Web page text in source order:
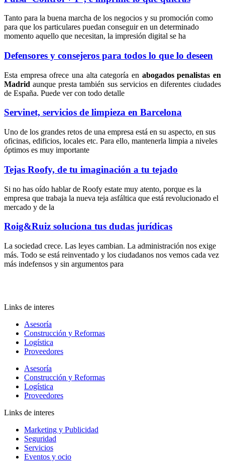
Tanto para la buena marcha de los negocios y su promoción como
para que los particulares puedan conseguir en un determinado
momento aquello que necesitan, la impresión digital se ha
Defensores y consejeros para todos lo que lo deseen
Esta empresa ofrece una alta categoría en abogados penalistas en
Madrid aunque presta también sus servicios en diferentes ciudades
de España. Puede ver con todo detalle
Servinet, servicios de limpieza en Barcelona
Uno de los grandes retos de una empresa está en su aspecto, en sus
oficinas, edificios, locales etc. Para ello, mantenerla limpia a niveles
óptimos es muy importante
Tejas Roofy, de tu imaginación a tu tejado
Si no has oído hablar de Roofy estate muy atento, porque es la
empresa que trabaja la nueva teja asfáltica que está revolucionado el
mercado y de la
Roig&Ruiz soluciona tus dudas jurídicas
La sociedad crece. Las leyes cambian. La administración nos exige
más. Todo se está reinventado y los ciudadanos nos vemos cada vez
más indefensos y sin argumentos para
Links de interes
Asesoría
Construcción y Reformas
Logística
Proveedores
Asesoría
Construcción y Reformas
Logística
Proveedores
Links de interes
Marketing y Publicidad
Seguridad
Servicios
Eventos y ocio